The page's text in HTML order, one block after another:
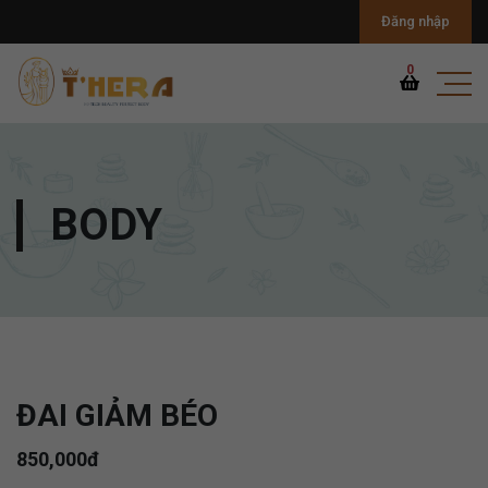
Đăng nhập
0
BODY
ĐAI GIẢM BÉO
850,000đ